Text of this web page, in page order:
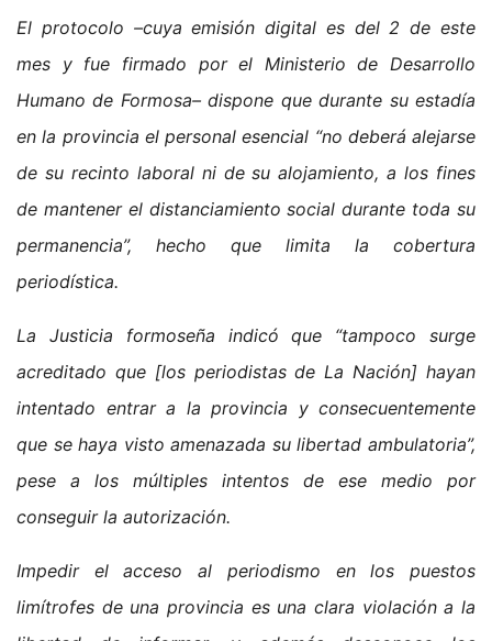
El protocolo –cuya emisión digital es del 2 de este
mes y fue firmado por el Ministerio de Desarrollo
Humano de Formosa– dispone que durante su estadía
en la provincia el personal esencial “no deberá alejarse
de su recinto laboral ni de su alojamiento, a los fines
de mantener el distanciamiento social durante toda su
permanencia”, hecho que limita la cobertura
periodística.
La Justicia formoseña indicó que “tampoco surge
acreditado que [los periodistas de La Nación] hayan
intentado entrar a la provincia y consecuentemente
que se haya visto amenazada su libertad ambulatoria”,
pese a los múltiples intentos de ese medio por
conseguir la autorización.
Impedir el acceso al periodismo en los puestos
limítrofes de una provincia es una clara violación a la